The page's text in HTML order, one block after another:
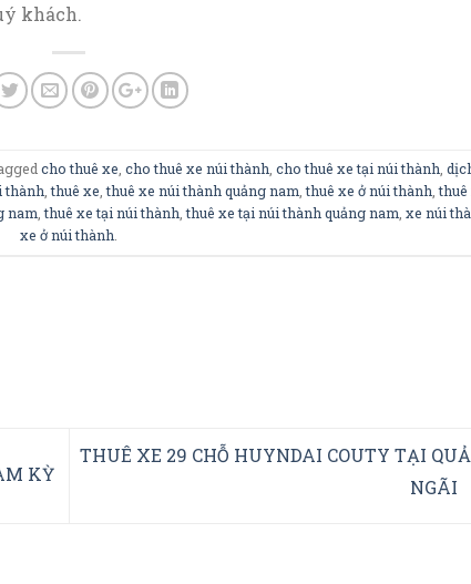
khách.
cho thuê xe, cho thuê xe núi thành, cho thuê xe tại núi thành,
thành,thuê xe,thuê xe núi thành quảng nam,thuê xe ở núi thành,thuê
nam,thuê xe tại núi thành,thuê xe tại núi thành quảng nam, xe núi
xe ở núi thành.
KỲ
THUÊ XE 29 CHỖ HUYNDAI COUTY TẠI
NGÃI